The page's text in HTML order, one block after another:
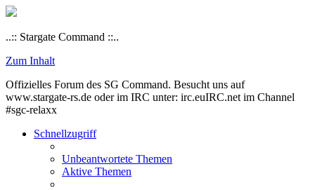
..:: Stargate Command ::..
Zum Inhalt
Offizielles Forum des SG Command. Besucht uns auf
www.stargate-rs.de oder im IRC unter: irc.euIRC.net im Channel
#sgc-relaxx
Schnellzugriff
Unbeantwortete Themen
Aktive Themen